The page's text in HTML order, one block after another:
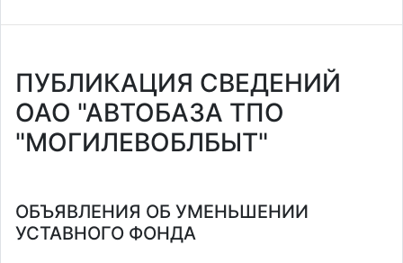
ПУБЛИКАЦИЯ СВЕДЕНИЙ
ОАО "АВТОБАЗА ТПО
"МОГИЛЕВОБЛБЫТ"
ОБЪЯВЛЕНИЯ ОБ УМЕНЬШЕНИИ
УСТАВНОГО ФОНДА